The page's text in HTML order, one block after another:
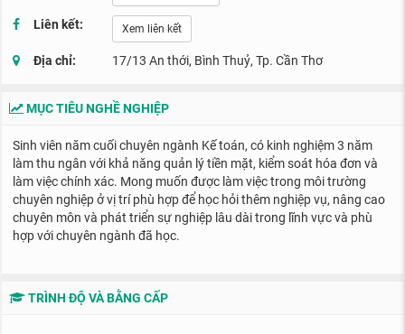
Liên kết: Xem liên kết
Địa chỉ: 17/13 An thới, Bình Thuỷ, Tp. Cần Thơ
MỤC TIÊU NGHỀ NGHIỆP
Sinh viên năm cuối chuyên ngành Kế toán, có kinh nghiệm 3 năm
làm thu ngân với khả năng quản lý tiền mặt, kiểm soát hóa đơn và
làm việc chính xác. Mong muốn được làm việc trong môi trường
chuyên nghiệp ở vị trí phù hợp để học hỏi thêm nghiệp vụ, nâng cao
chuyên môn và phát triển sự nghiệp lâu dài trong lĩnh vực và phù
hợp với chuyên ngành đã học.
TRÌNH ĐỘ VÀ BẰNG CẤP